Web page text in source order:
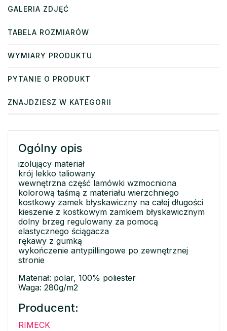
GALERIA ZDJĘĆ
TABELA ROZMIARÓW
WYMIARY PRODUKTU
PYTANIE O PRODUKT
ZNAJDZIESZ W KATEGORII
Ogólny opis
izolujący materiał
krój lekko taliowany
wewnętrzna część lamówki wzmocniona
kolorową taśmą z materiału wierzchniego
kostkowy zamek błyskawiczny na całej długości
kieszenie z kostkowym zamkiem błyskawicznym
dolny brzeg regulowany za pomocą
elastycznego ściągacza
rękawy z gumką
wykończenie antypillingowe po zewnętrznej
stronie
Materiał: polar, 100% poliester
Waga: 280g/m2
Producent:
RIMECK